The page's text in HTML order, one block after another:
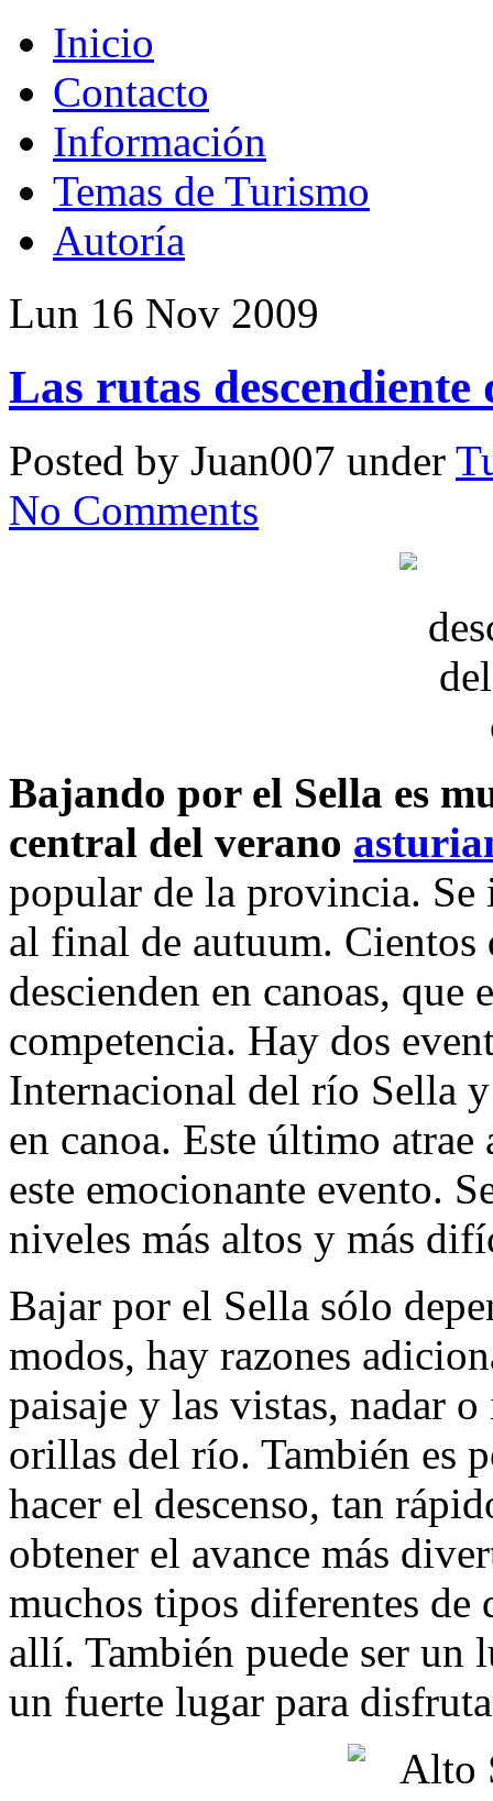
Inicio
Contacto
Información
Temas de Turismo
Autoría
Lun 16 Nov 2009
Las rutas descendiente
Posted by Juan007 under
No Comments
Bajando por el Sella es
central del verano
popular de la provincia.
al final de autuum. Cientos
descienden en canoas, que
competencia. Hay dos
Internacional del río Sella
en canoa. Este último atrae
este emocionante evento.
niveles más altos y más
Bajar por el Sella sólo
modos, hay razones
paisaje y las vistas, nadar
orillas del río. También es
hacer el descenso, tan
obtener el avance más
muchos tipos diferentes de
allí. También puede ser
un fuerte lugar para